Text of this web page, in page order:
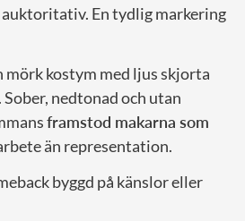
auktoritativ. En tydlig markering
mörk kostym med ljus skjorta
nedtonad och utan
framstod makarna som
än representation.
byggd på känslor eller